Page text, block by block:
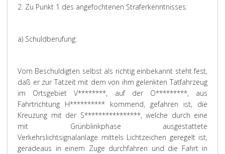
2. Zu Punkt 1 des angefochtenen Straferkenntnisses:
a) Schuldberufung:
Vom Beschuldigten selbst als richtig einbekannt steht fest,
daß er zur Tatzeit mit dem von ihm gelenkten Tatfahrzeug
im Ortsgebiet V********, auf der O*********, aus
Fahrtrichtung H********** kommend, gefahren ist, die
Kreuzung mit der S****************, welche durch eine
mit Grünblinkphase ausgestattete
Verkehrslichtsignalanlage mittels Lichtzeichen geregelt ist,
geradeaus in einem Zuge durchfahren und die Fahrt in